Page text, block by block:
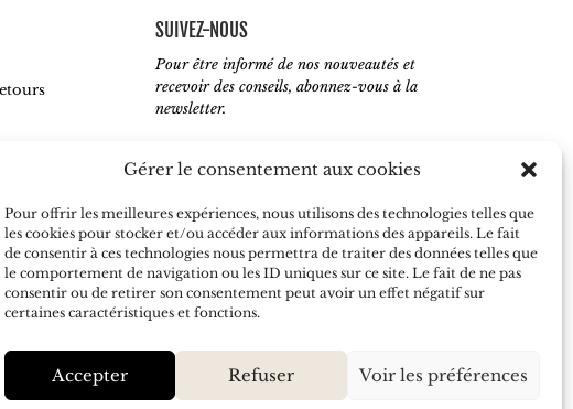
Gérer le consentement aux cookies
Pour offrir les meilleures expériences, nous utilisons des technologies telles que
les cookies pour stocker et/ou accéder aux informations des appareils. Le fait
de consentir à ces technologies nous permettra de traiter des données telles que
le comportement de navigation ou les ID uniques sur ce site. Le fait de ne pas
consentir ou de retirer son consentement peut avoir un effet négatif sur
certaines caractéristiques et fonctions.
Accepter Refuser Voir les préférences
vente
SUIVEZ-NOUS
Pour être informé de nos nouveautés et
recevoir des conseils, abonnez-vous à la
newsletter.
J'accepte de recevoir vos e-mails et
confirme avoir pris connaissance de votre
politique de confidentialité
S’ABONNER